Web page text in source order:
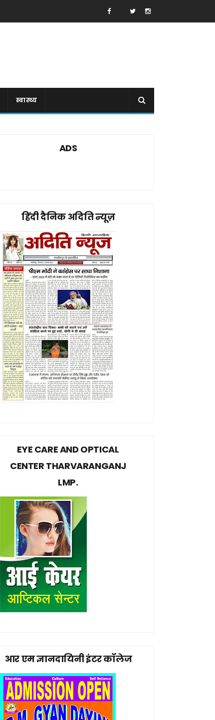
स्वास्थ्य
ADS
हिंदी दैनिक अदिति न्यूज़
EYE CARE AND OPTICAL
CENTER THARVARANGANJ
LMP.
आर एम ज्ञानदायिनी इंटर कॉलेज